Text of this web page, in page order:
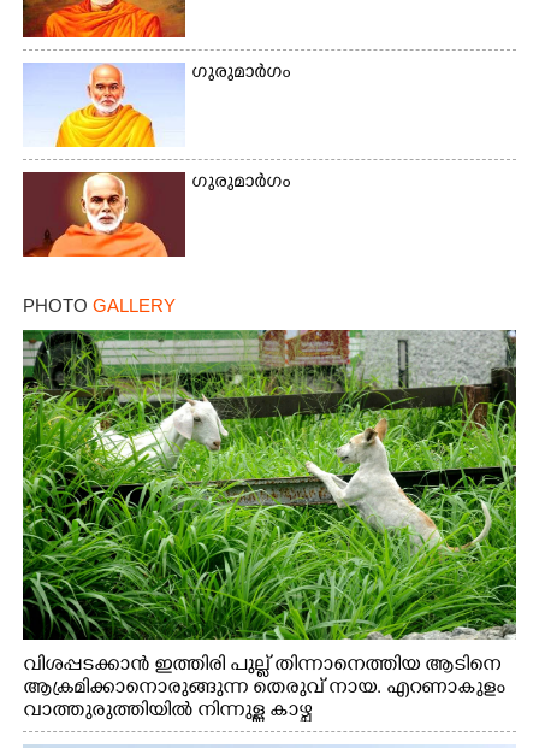
ഗുരുമാർഗം
ഗുരുമാർഗം
PHOTO GALLERY
വിശപ്പടക്കാൻ ഇത്തിരി പുല്ല് തിന്നാനെത്തിയ ആടിനെ
ആക്രമിക്കാനൊരുങ്ങുന്ന തെരുവ് നായ. എറണാകുളം
വാത്തുരുത്തിയിൽ നിന്നുള്ള കാഴ്ച